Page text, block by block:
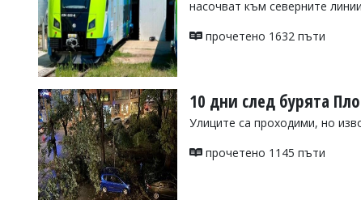
отговорност
откриете
обиден
коментар,
сигнализирайте
насочват към северните линии
прочетено 1632 пъти
10 дни след бурята
Улиците са проходими, но
прочетено 1145 пъти